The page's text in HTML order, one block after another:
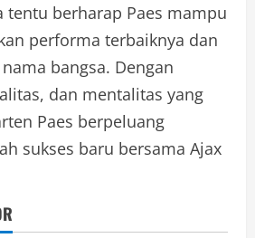
tentu berharap Paes mampu
performa terbaiknya dan
bangsa. Dengan
dan mentalitas yang
Paes berpeluang
sukses baru bersama Ajax